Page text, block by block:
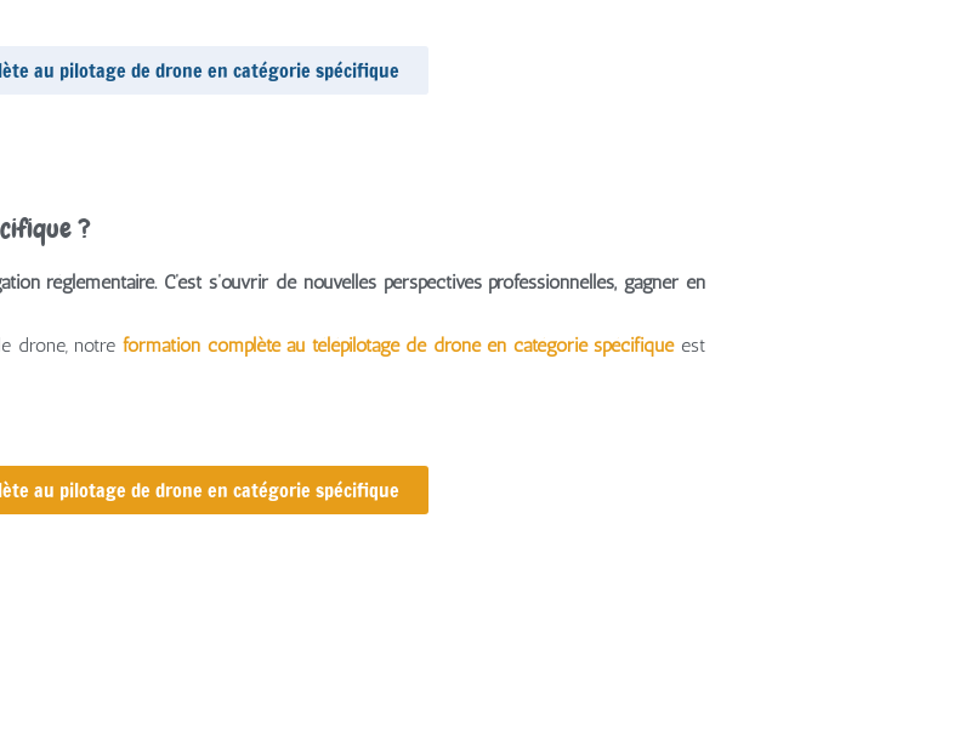
au pilotage de drone en catégorie spécifique
?
réglementaire. C’est s’ouvrir de nouvelles perspectives professionnelles, gagner en
drone, notre formation complète au télépilotage de drone en catégorie spécifiqueest
au pilotage de drone en catégorie spécifique